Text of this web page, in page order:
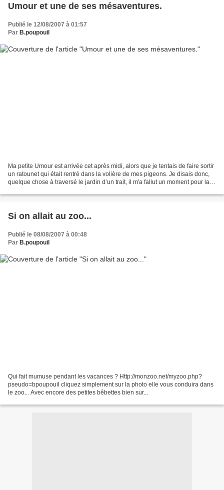
Umour et une de ses mésaventures.
Publié le 12/08/2007 à 01:57
Par B.poupouil
Ma petite Umour est arrivée cet après midi, alors que je tentais de faire sortir
un ratounet qui était rentré dans la volière de mes pigeons. Je disais donc,
quelque chose à traversé le jardin d’un trait, il m'a fallut un moment pour la
Si on allait au zoo...
Publié le 08/08/2007 à 00:48
Par B.poupouil
Qui fait mumuse pendant les vacances ? Http://monzoo.net/myzoo.php?
pseudo=bpoupouil cliquez simplement sur la photo elle vous conduira dans
le zoo... Avec encore des petites bêbettes bien sur...